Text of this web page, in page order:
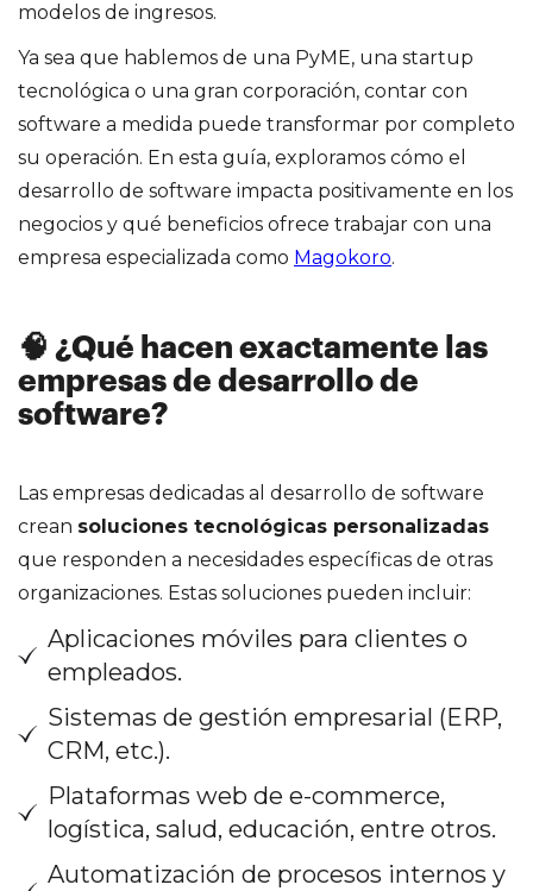
modelos de ingresos.
Ya sea que hablemos de una PyME, una startup
tecnológica o una gran corporación, contar con
software a medida puede transformar por completo
su operación. En esta guía, exploramos cómo el
desarrollo de software impacta positivamente en los
negocios y qué beneficios ofrece trabajar con una
empresa especializada como Magokoro.
🧠 ¿Qué hacen exactamente las
empresas de desarrollo de
software?
Las empresas dedicadas al desarrollo de software
crean soluciones tecnológicas personalizadas
que responden a necesidades específicas de otras
organizaciones. Estas soluciones pueden incluir:
Aplicaciones móviles para clientes o
empleados.
Sistemas de gestión empresarial (ERP,
CRM, etc.).
Plataformas web de e-commerce,
logística, salud, educación, entre otros.
Automatización de procesos internos y